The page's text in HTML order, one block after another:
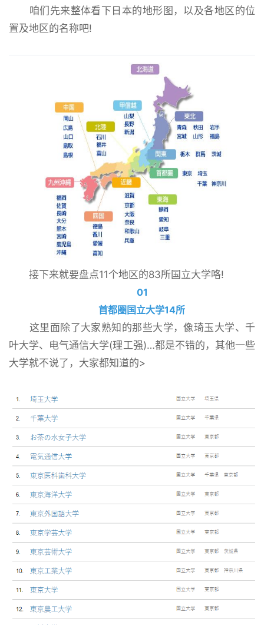
咱们先来整体看下日本的地形图，以及各地区的位
置及地区的名称吧!
接下来就要盘点11个地区的83所国立大学咯!
01
首都圈国立大学14所
这里面除了大家熟知的那些大学，像琦玉大学、千
叶大学、电气通信大学(理工强)…都是不错的，其他一些
大学就不说了，大家都知道的>